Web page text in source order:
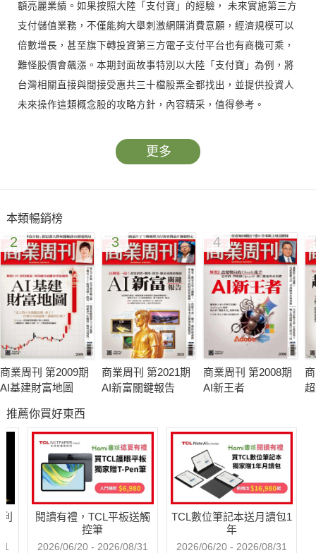
額亮麗業績。如果按照大陸「支付寶」的經驗， 未來實施第三方
支付儲值業務，不僅能夠大舉刺激網購消費意願，經濟規模可以
倍數增長，甚至旗下轉投資第三方電子支付平台也有商機可乘，
難怪股價會飆漲。本期封面故事特別以大陸「支付寶」為例，將
台灣相關直接與間接受惠共三十檔股票全都找出，並提供投資人
未來操作這類概念股的攻略方針，內容精采，值得參考。
第3方支付 概念股全攻略！Ｑ２季報強股展新姿 拉回找買點！鎖
定陸客自由行 提早布局二線店面！買在起漲區 社區店面投資正
更多
本類暢銷榜
2
商業周刊 第2009期
AI基建財富地圖
3
商業周刊 第2021期
AI新富關鍵報告
4
商業周刊 第2008期
AI新王者
推薦你買好東西
閱讀有禮，TCL平板送觸
控筆
2026/06/20 - 2026/08/31
TCL數位筆記本送月讀包1
年
2026/06/20 - 2026/08/31